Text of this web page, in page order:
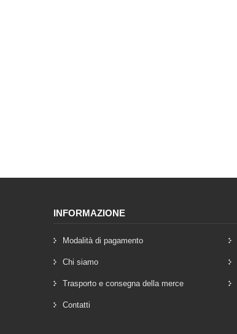
INFORMAZIONE
Modalità di pagamento
Chi siamo
Trasporto e consegna della merce
Contatti